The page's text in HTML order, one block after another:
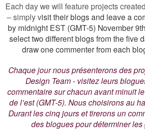
Each day we will feature projects
– simply visit their blogs and leave a
by midnight EST (GMT-5) November
select two different blogs from the five
draw one commenter from each
Chaque jour nous présenterons des
Design Team - visitez leurs
commentaire sur chacun avant minuit
de l’est (GMT-5). Nous choisirons au
Durant les cinq jours et tirerons un
des blogues pour déterminer les